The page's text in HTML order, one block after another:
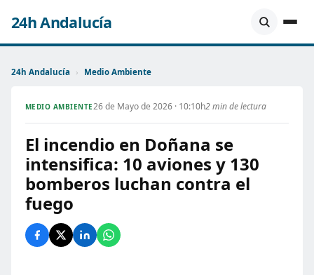
24h Andalucía
24h Andalucía › Medio Ambiente
MEDIO AMBIENTE26 de Mayo de 2026 · 10:10h2 min de lectura
El incendio en Doñana se
intensifica: 10 aviones y 130
bomberos luchan contra el
fuego